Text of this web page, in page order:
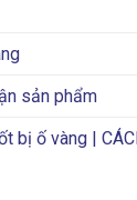
sản phẩm
bị ố vàng |